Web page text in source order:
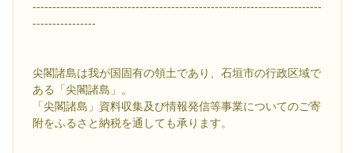
-------------------------------------------------------------------------
----------------
尖閣諸島は我が国固有の領土であり、石垣市の行政区域で
ある「尖閣諸島」。
「尖閣諸島」資料収集及び情報発信等事業についてのご寄
附をふるさと納税を通しても承ります。